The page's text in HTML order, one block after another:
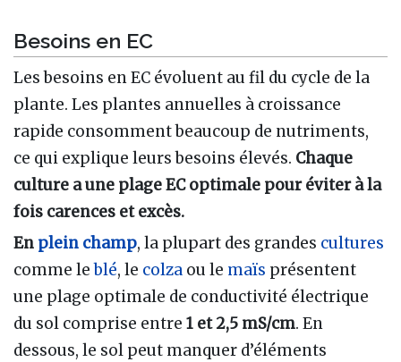
Besoins en EC
Les besoins en EC évoluent au fil du cycle de la
plante. Les plantes annuelles à croissance
rapide consomment beaucoup de nutriments,
ce qui explique leurs besoins élevés. Chaque
culture a une plage EC optimale pour éviter à la
fois carences et excès.
En plein champ, la plupart des grandes cultures
comme leblé, le colza ou le maïs présentent
une plage optimale de conductivité électrique
du sol comprise entre 1 et 2,5 mS/cm. En
dessous, le sol peut manquer d’éléments